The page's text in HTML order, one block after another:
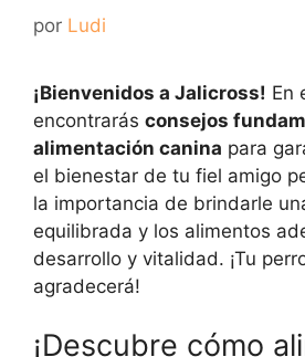
por Ludi
¡Bienvenidos a Jalicross! En
encontrarás consejos
alimentación canina para
el bienestar de tu fiel amigo
la importancia de brindarle
equilibrada y los alimentos
desarrollo y vitalidad. ¡Tu
agradecerá!
¡Descubre cómo